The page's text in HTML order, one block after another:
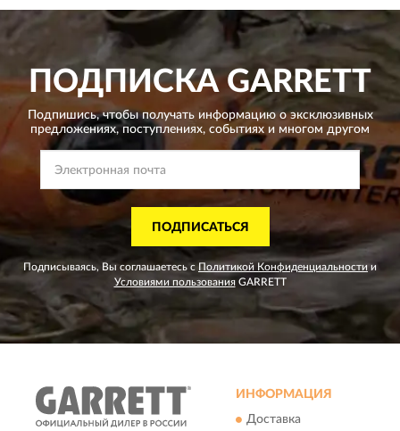
ПОДПИСКАGARRETT
Подпишись, чтобы получать информацию о эксклюзивных
предложениях,поступлениях, событиях и многом другом
ПОДПИСАТЬСЯ
Подписываясь, Вы соглашаетесь сПолитикой Конфиденциальности и
Условиями пользованияGARRETT
ИНФОРМАЦИЯ
Доставка